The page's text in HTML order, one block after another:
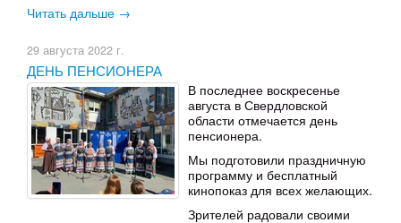
Читать дальше →
29 августа 2022 г.
ДЕНЬ ПЕНСИОНЕРА
В последнее воскресенье
августа в Свердловской
области отмечается день
пенсионера.
Мы подготовили праздничную
программу и бесплатный
кинопоказ для всех желающих.
Зрителей радовали своими